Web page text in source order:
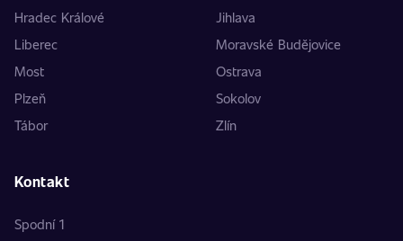
Hradec Králové
Jihlava
Liberec
Moravské Budějovice
Most
Ostrava
Plzeň
Sokolov
Tábor
Zlín
Kontakt
Spodní 1